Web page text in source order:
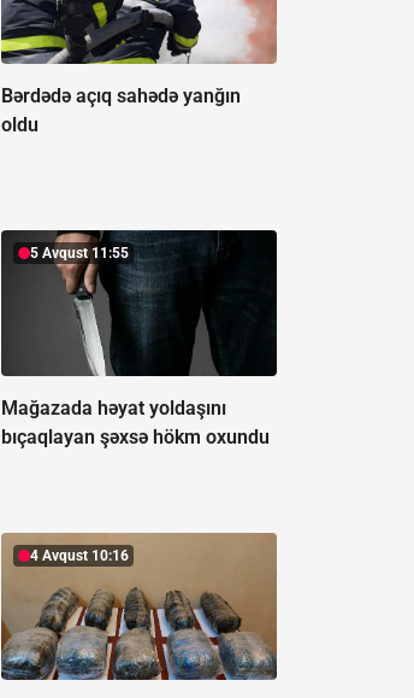
Bərdədə açıq sahədə yanğın
oldu
5 Avqust 11:55
Mağazada həyat yoldaşını
bıçaqlayan şəxsə hökm oxundu
4 Avqust 10:16